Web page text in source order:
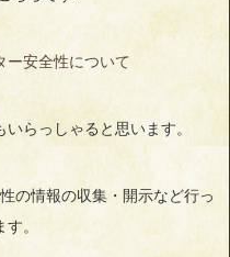
ー安全性について
らっしゃると思います。
の情報の収集・開示など行っ
。